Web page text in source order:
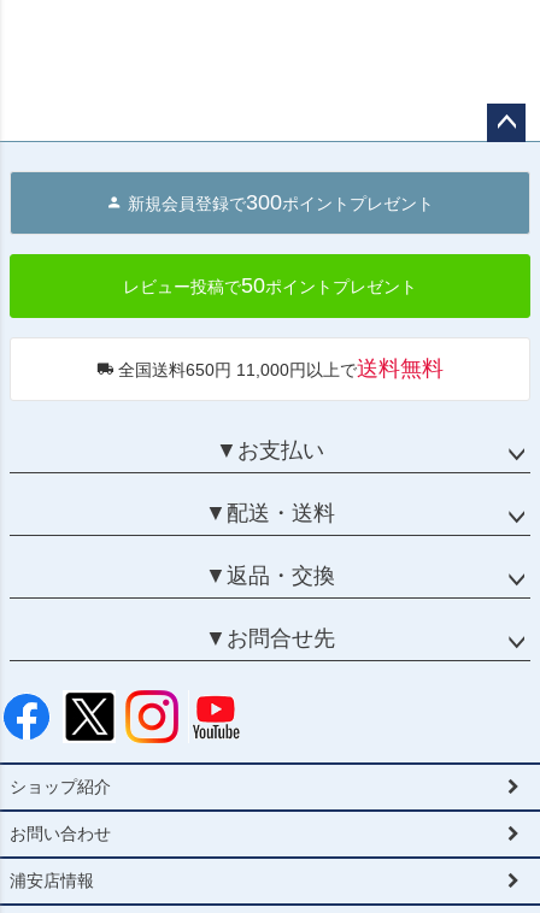
へ
新規会員登録で300ポイントプレゼント
レビュー投稿で50ポイントプレゼント
全国送料650円 11,000円以上で送料無料
▼お支払い
▼配送・送料
▼返品・交換
▼お問合せ先
ショップ紹介
お問い合わせ
浦安店情報